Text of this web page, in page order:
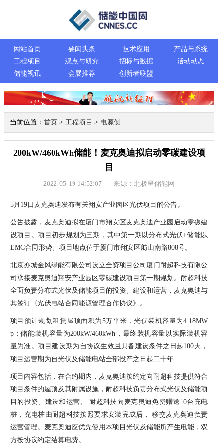
网站首页 要闻头条 技术应用
产品与系统
工程项目
观点与研究 招标与数据
活动动态
储能视讯
会展推荐 创新者联盟
当前位置： 首页> 工程项目 > 电源侧
200kW/460kWh储能！麦克奥迪拟启动零碳建设项
目
2022-05-19 14:52:07 来源：北极星储能网
5月19日麦克奥迪发布有关翔安产业园区光伏项目的公告。
公告披露，麦克奥迪拟在厦门市翔安区麦克奥迪产业园启动零碳建
设项目。项目初步规划为三期，其中第一期以分布式光伏+储能以
EMC合同形势。项目地点位于厦门市翔安区舫山南路808号。
北京亦城金风绿能有限公司设立全资项目公司厦门耐超科技有限公
司承接麦克奥迪翔安产业园区零碳建设项目第一期规划。耐超科技
全面负责分布式光伏及储能项目的投资、建设和运营，麦克奥迪与
其签订《光伏电站合同能源管理合作协议》。
项目预计规划租赁屋顶面积为5万平米，光伏装机容量为4.18MW
p；储能装机容量为200kW/460kWh，最终装机容量以实际装机容
量为准。项目建设期为自协议生效且具备建设条件之日起100天，
项目运营期为自光伏及储能电站全部投产之日起二十年
项目内容包括，在合约期内，麦克奥迪按约定向耐超科技提供符合
项目条件的屋顶及其附属设施，耐超科技负责分布式光伏及储能项
目的投资、建设和运营。 耐超科技向麦克奥迪免费赠送10台充电
桩，充电桩由耐超科技按照要求安装完成后， 移交麦克奥迪负责
运营管理。麦克奥迪应优先使用本项目光伏及储能所产生电能，双
方按协议约定结算电费。